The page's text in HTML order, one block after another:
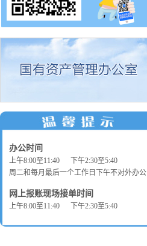
办公时间
上午8:00至11:40 下午2:30至5:40
周二和每月最后一个工作日下午不对外办公
网上报账现场接单时间
上午8:00至11:40 下午2:30至5:40